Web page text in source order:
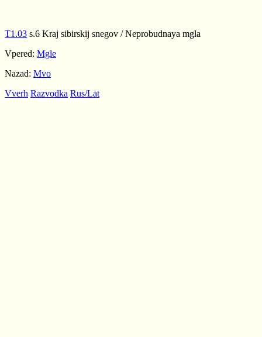
T1.03 s.6 Kraj sibirskij snegov / Neprobudnaya mgla
Vpered: Mgle
Nazad: Mvo
Vverh Razvodka Rus/Lat